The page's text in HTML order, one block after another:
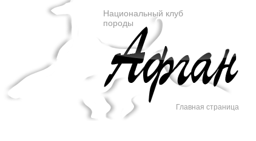
Национальный клуб
породы
Главная страница